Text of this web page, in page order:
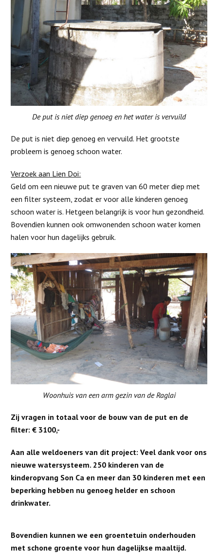
De put is niet diep genoeg en het water is vervuild
De put is niet diep genoeg en vervuild. Het grootste
probleem is genoeg schoon water.
Verzoek aan Lien Doi:
Geld om een nieuwe put te graven van 60 meter diep met
een filter systeem, zodat er voor alle kinderen genoeg
schoon water is. Hetgeen belangrijk is voor hun gezondheid.
Bovendien kunnen ook omwonenden schoon water komen
halen voor hun dagelijks gebruik.
Woonhuis van een arm gezin van de Raglai
Zij vragen in totaal voor de bouw van de put en de
filter: € 3100,-
Aan alle weldoeners van dit project: Veel dank voor ons
nieuwe watersysteem. 250 kinderen van de
kinderopvang Son Ca en meer dan 30 kinderen met een
beperking hebben nu genoeg helder en schoon
drinkwater.
Bovendien kunnen we een groentetuin onderhouden
met schone groente voor hun dagelijkse maaltijd.